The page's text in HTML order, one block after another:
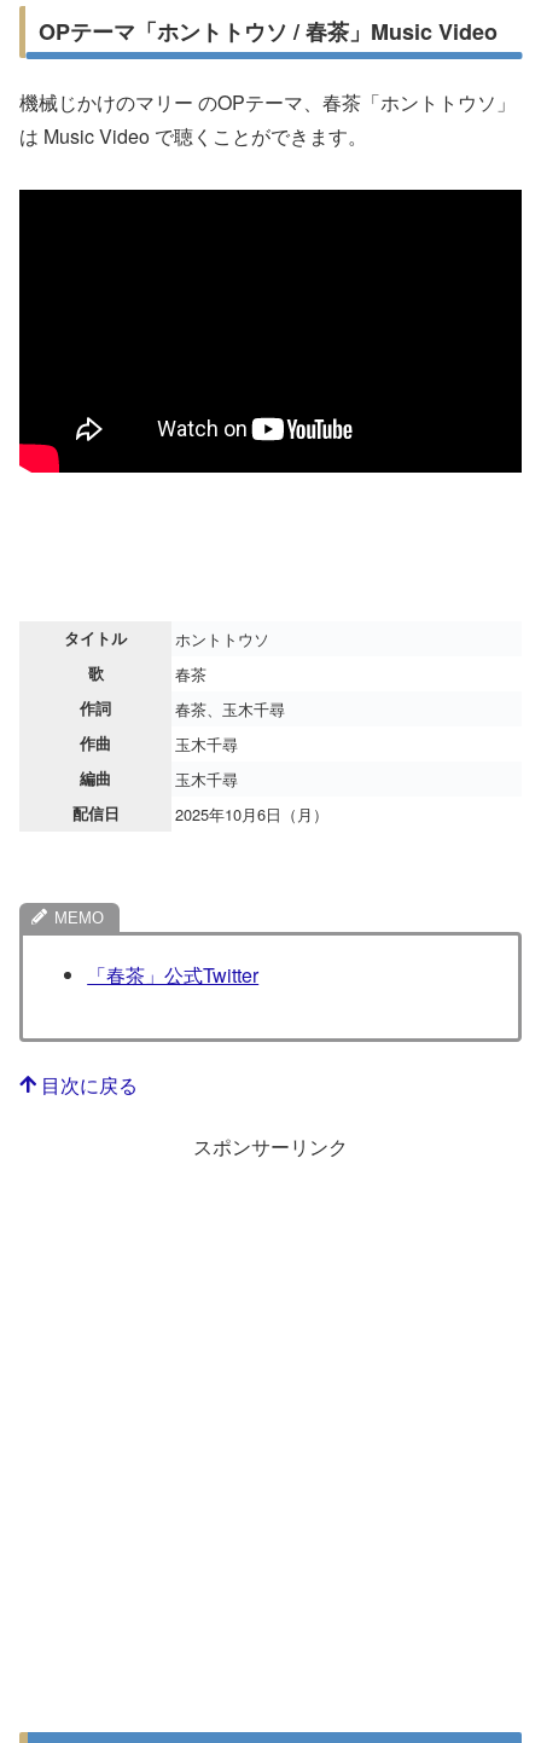
OPテーマ「ホントトウソ / 春茶」Music Video
機械じかけのマリー のOPテーマ、春茶「ホントトウソ」
は Music Video で聴くことができます。
タイトル ホントトウソ
歌 春茶
作詞 春茶、玉木千尋
作曲 玉木千尋
編曲 玉木千尋
配信日 2025年10月6日（月）
「春茶」公式Twitter
目次に戻る
スポンサーリンク